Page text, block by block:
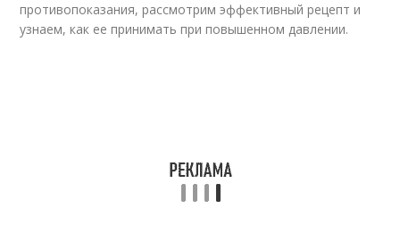
противопоказания, рассмотрим эффективный рецепт и
узнаем, как ее принимать при повышенном давлении.